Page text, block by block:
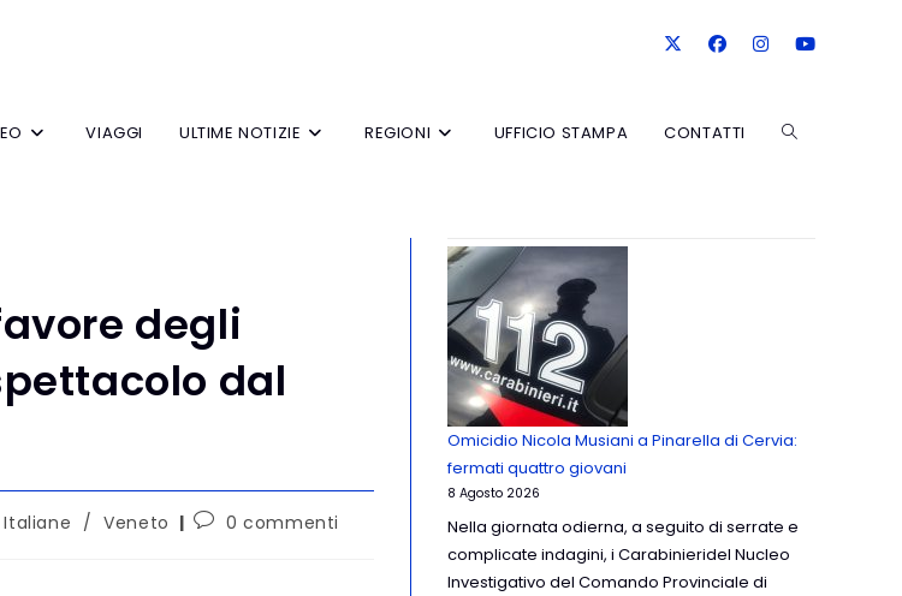
VIAGGI ULTIME NOTIZIE REGIONI UFFICIO STAMPA CONTATTI
degli
dal
Italiane / Veneto 0 commenti
Omicidio Nicola Musiani a Pinarella di Cervia:
fermati quattro giovani
8 Agosto 2026
Nella giornata odierna, a seguito di serrate e
complicate indagini, i Carabinieridel Nucleo
Investigativo del Comando Provinciale di